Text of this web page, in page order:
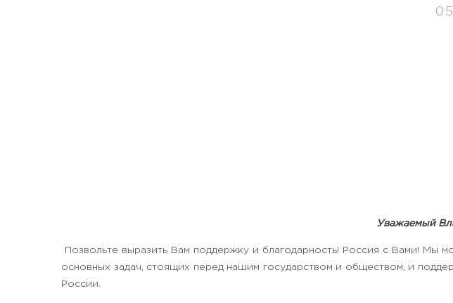
Уважаемый
Позвольте выразить Вам поддержку и благодарность! Россия с Вами! Мы
основных задач, стоящих перед нашим государством и обществом, и
России.